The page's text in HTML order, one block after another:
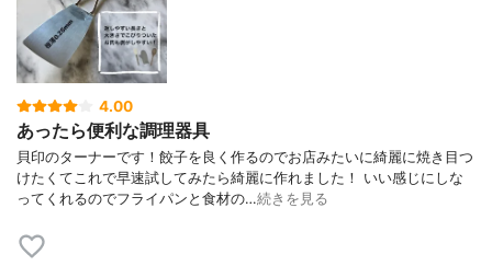
4.00
あったら便利な調理器具
貝印のターナーです！餃子を良く作るのでお店みたいに綺麗に焼き目つ
けたくてこれで早速試してみたら綺麗に作れました！ いい感じにしな
ってくれるのでフライパンと食材の…続きを見る